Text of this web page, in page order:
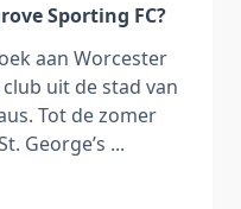
Sporting FC?
aan Worcester
uit de stad van
Tot de zomer
George’s ...